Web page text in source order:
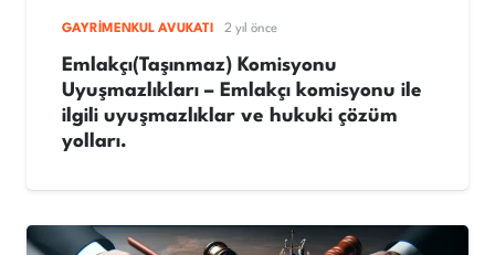
GAYRIMENKUL AVUKATI 2 yıl önce
Emlakçı(Taşınmaz) Komisyonu
Uyuşmazlıkları – Emlakçı komisyonu ile
ilgili uyuşmazlıklar ve hukuki çözüm
yolları.